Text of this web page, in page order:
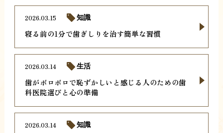
寝る前の1分で歯ぎしりを治す簡単な習慣
2026.03.15 知識
歯がボロボロで恥ずかしいと感じる人のための歯
科医院選びと心の準備
2026.03.14 生活
2026.03.14 知識